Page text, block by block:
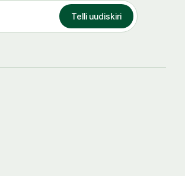
Telli uudiskiri